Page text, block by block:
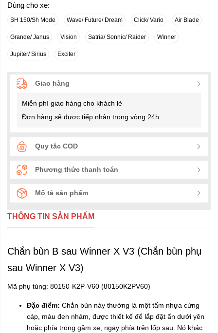
Dùng cho xe:
SH 150/Sh Mode Wave/ Future/ Dream Click/ Vario Air Blade
Grande/ Janus Vision Satria/ Sonnic/ Raider Winner
Jupiter/ Sirius Exciter
Giao hàng
Miễn phí giao hàng cho khách lẻ
Đơn hàng sẽ được tiếp nhận trong vòng 24h
Quy tắc COD
Phương thức thanh toán
Mô tả sản phẩm
THÔNG TIN SẢN PHẨM
Chắn bùn B sau Winner X V3 (Chắn bùn phụ
sau Winner X V3)
Mã phụ tùng: 80150-K2P-V60 (80150K2PV60)
Đặc điểm: Chắn bùn này thường là một tấm nhựa cứng
cáp, màu đen nhám, được thiết kế để lắp đặt ẩn dưới yên
hoặc phía trong gầm xe, ngay phía trên lốp sau. Nó khác